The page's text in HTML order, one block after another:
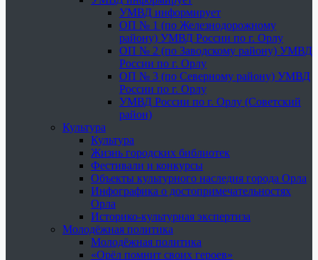
УМВД информирует
ОП № 1 (по Железнодорожному
району) УМВД России по г. Орлу
ОП № 2 (по Заводскому району) УМВД
России по г. Орлу
ОП № 3 (по Северному району) УМВД
России по г. Орлу
УМВД России по г. Орлу (Советский
район)
Культура
Культура
Жизнь городских библиотек
Фестивали и конкурсы
Объекты культурного наследия города Орла
Инфографика о достопримечательностях
Орла
Историко-культурная экспертиза
Молодёжная политика
Молодёжная политика
«Орёл помнит своих героев»